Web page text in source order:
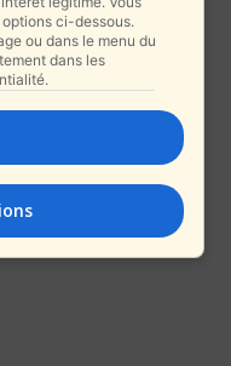
ci-dessous.
ou dans le menu du
dans les